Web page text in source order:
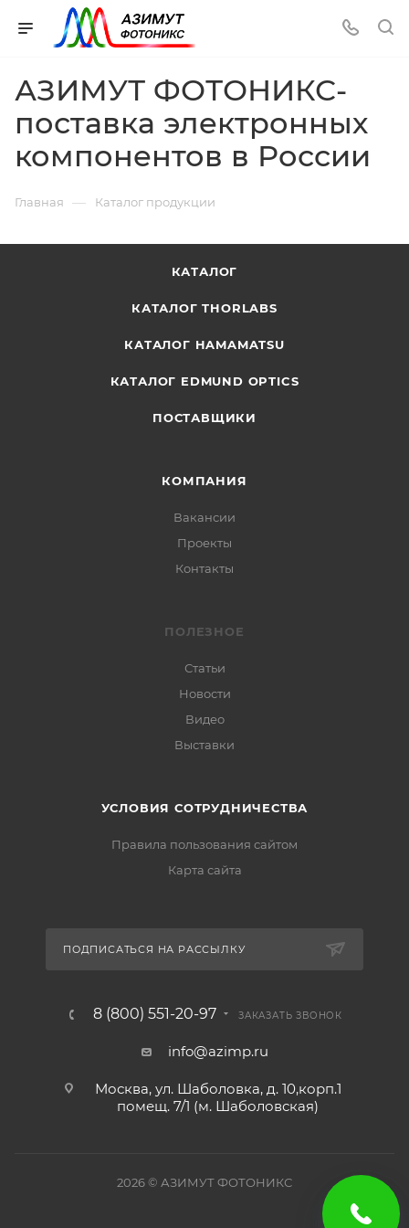
АЗИМУТ ФОТОНИКС-
поставка электронных
компонентов в России
Главная — Каталог продукции
КАТАЛОГ
КАТАЛОГ THORLABS
КАТАЛОГ HAMAMATSU
КАТАЛОГ EDMUND OPTICS
ПОСТАВЩИКИ
КОМПАНИЯ
Вакансии
Проекты
Контакты
ПОЛЕЗНОЕ
Статьи
Новости
Видео
Выставки
УСЛОВИЯ СОТРУДНИЧЕСТВА
Правила пользования сайтом
Карта сайта
ПОДПИСАТЬСЯ НА РАССЫЛКУ
8 (800) 551-20-97 ЗАКАЗАТЬ ЗВОНОК
info@azimp.ru
Москва, ул. Шаболовка, д. 10,корп.1
помещ. 7/1 (м. Шаболовская)
2026© АЗИМУТ ФОТОНИКС